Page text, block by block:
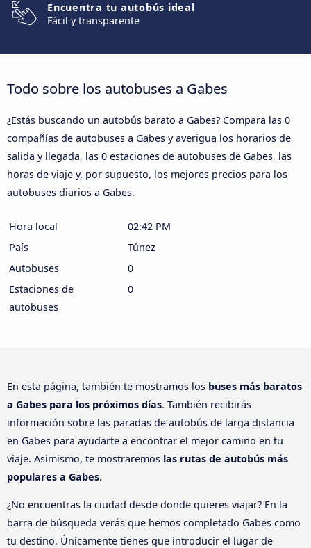
Encuentra tu autobús ideal
Fácil y transparente
Todo sobre los autobuses a Gabes
¿Estás buscando un autobús barato a Gabes? Compara las 0
compañías de autobuses a Gabes y averigua los horarios de
salida y llegada, las 0 estaciones de autobuses de Gabes, las
horas de viaje y, por supuesto, los mejores precios para los
autobuses diarios a Gabes.
Hora local
02:42 PM
País
Túnez
Autobuses
0
Estaciones de
autobuses
0
En esta página, también te mostramos los buses más baratos
a Gabes para los próximos días. También recibirás
información sobre las paradas de autobús de larga distancia
en Gabes para ayudarte a encontrar el mejor camino en tu
viaje. Asimismo, te mostraremos las rutas de autobús más
populares a Gabes.
¿No encuentras la ciudad desde donde quieres viajar? En la
barra de búsqueda verás que hemos completado Gabes como
tu destino. Únicamente tienes que introducir el lugar de